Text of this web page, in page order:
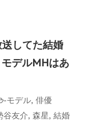
してた結婚
デルMHはあ
-モデル, 俳優
谷友介, 森星, 結婚